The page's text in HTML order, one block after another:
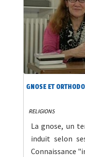
GNOSE ET
RELIGIONS
La gnose, un
induit selon
Connaissance